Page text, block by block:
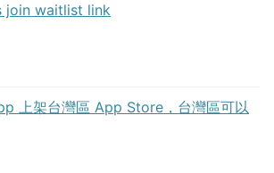
join waitlist link
上架台灣區 App Store，台灣區可以